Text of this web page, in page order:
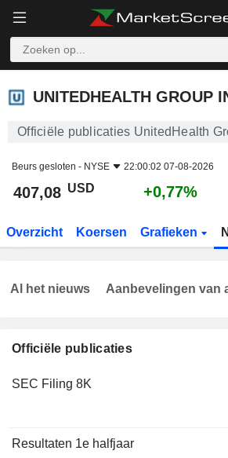
UNITEDHEALTH GROUP INC.
UNITEDHEALTH GROUP
Officiële publicaties UnitedHealth
Beurs gesloten - NYSE 22:00:02 07-08-2026
407,08 USD +0,77%
Overzicht Koersen Grafieken
Officiële publicaties
SEC Filing 8K
Resultaten 1e halfjaar
Al het nieuws Aanbevelingen van